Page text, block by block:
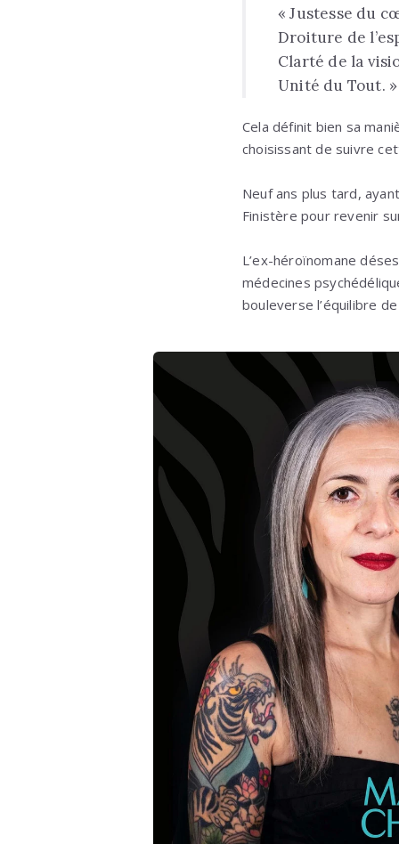
« Justesse du
Droiture de
Clarté de la
Unité du Tout. »
Cela définit bien sa
choisissant de suivre
Neuf ans plus tard,
Finistère pour revenir
L’ex-héroïnomane
médecines
bouleverse l’équilibre